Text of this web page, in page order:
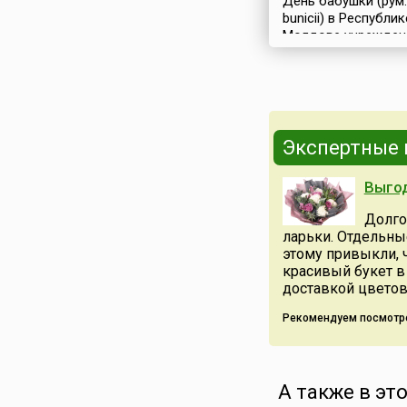
bunicii) в
Молдове учрежден
Постановлением
сентября.Также в
документе
«Министерствам и
органам
местного
управления
организациями
обеспечивать
организацию и
мероприятий в
Экспертные
ларьки.
этому привыкли,
красивый букет
доставкой
Рекомендуем
А также в